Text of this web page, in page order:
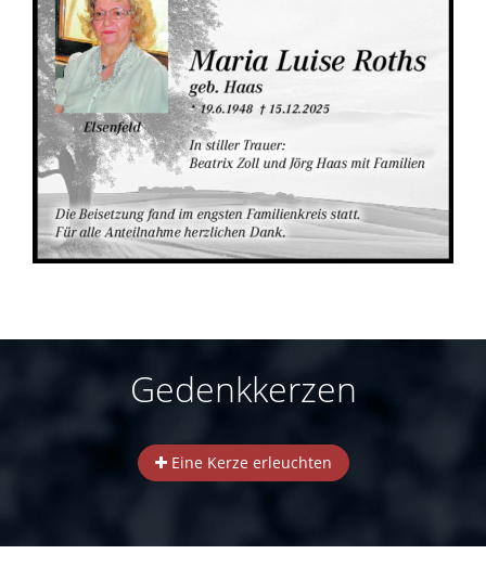
Gedenkkerzen
Eine Kerze erleuchten